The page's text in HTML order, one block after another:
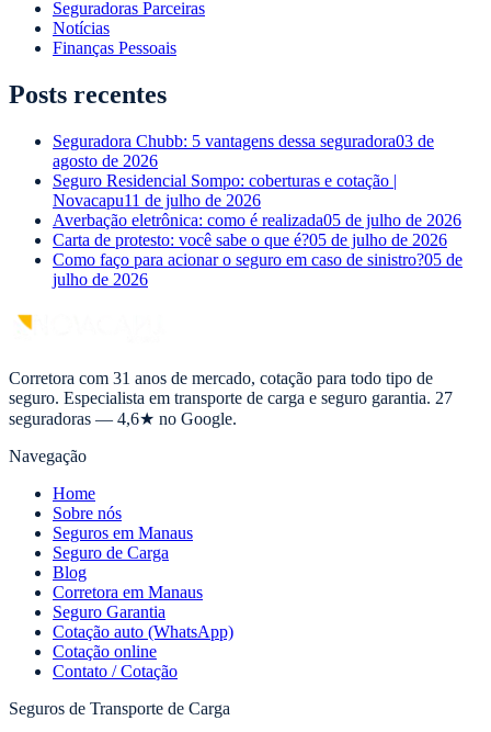
Seguradoras Parceiras
Notícias
Finanças Pessoais
Posts recentes
Seguradora Chubb: 5 vantagens dessa seguradora03 de
agosto de 2026
Seguro Residencial Sompo: coberturas e cotação |
Novacapu11 de julho de 2026
Averbação eletrônica: como é realizada05 de julho de 2026
Carta de protesto: você sabe o que é?05 de julho de 2026
Como faço para acionar o seguro em caso de sinistro?05 de
julho de 2026
Corretora com 31 anos de mercado, cotação para todo tipo de
seguro. Especialista em transporte de carga e seguro garantia. 27
seguradoras — 4,6★ no Google.
Navegação
Home
Sobre nós
Seguros em Manaus
Seguro de Carga
Blog
Corretora em Manaus
Seguro Garantia
Cotação auto (WhatsApp)
Cotação online
Contato / Cotação
Seguros de Transporte de Carga